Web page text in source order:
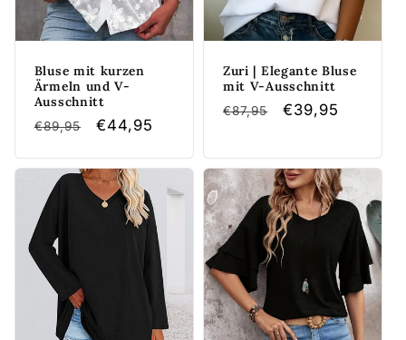
Bluse mit kurzen
Ärmeln und V-
Ausschnitt
Normaler
€89,95 Verkaufspreis
€44,95
Zuri | Elegante Bluse
mit V-Ausschnitt
Normaler
€87,95 Verkaufspreis
€39,95